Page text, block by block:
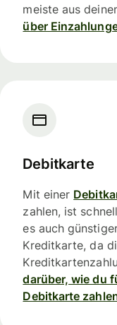
meiste aus
über
Debitkarte
Mit einer
zahlen, ist
es auch
Kreditkarte, da
darüber, wie du
Debitkarte